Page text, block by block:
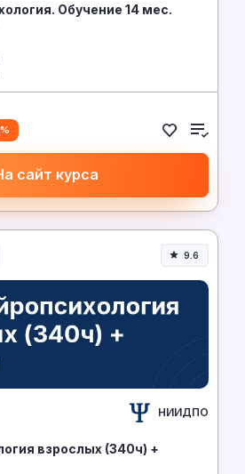
Обучение 14 мес.
сайт курса
9.6
НИИДПО
взрослых (340ч) +